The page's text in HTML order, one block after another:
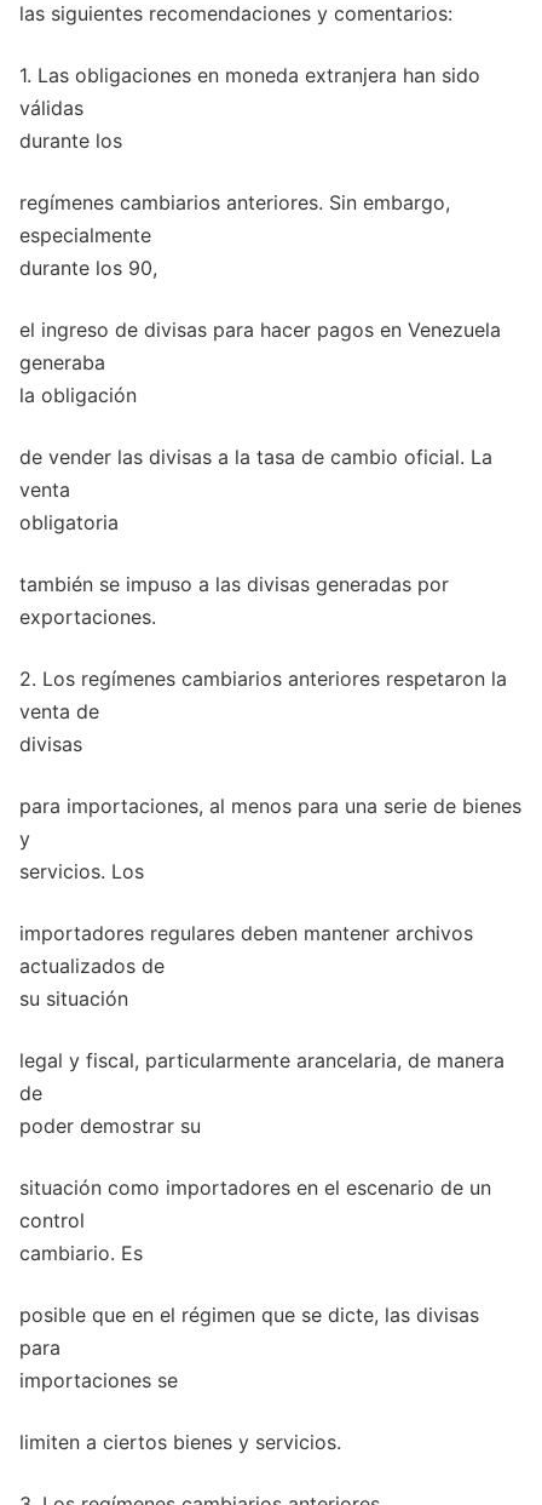
las siguientes recomendaciones y comentarios:
1. Las obligaciones en moneda extranjera han sido
válidas
durante los
regímenes cambiarios anteriores. Sin embargo,
especialmente
durante los 90,
el ingreso de divisas para hacer pagos en Venezuela
generaba
la obligación
de vender las divisas a la tasa de cambio oficial. La
venta
obligatoria
también se impuso a las divisas generadas por
exportaciones.
2. Los regímenes cambiarios anteriores respetaron la
venta de
divisas
para importaciones, al menos para una serie de bienes
y
servicios. Los
importadores regulares deben mantener archivos
actualizados de
su situación
legal y fiscal, particularmente arancelaria, de manera
de
poder demostrar su
situación como importadores en el escenario de un
control
cambiario. Es
posible que en el régimen que se dicte, las divisas
para
importaciones se
limiten a ciertos bienes y servicios.